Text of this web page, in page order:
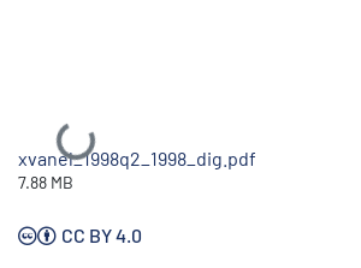
Ladataan...
xvanel_1998q2_1998_dig.pdf
7.88 MB
CC BY 4.0